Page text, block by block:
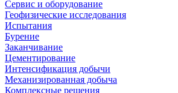
Сервис и оборудование
Геофизические исследования
Испытания
Бурение
Заканчивание
Цементирование
Интенсификация добычи
Механизированная добыча
Комплексные решения